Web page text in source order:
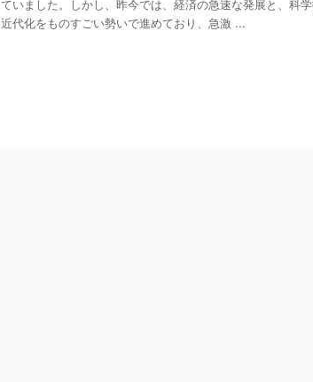
ていました。しかし、昨今では、経済の急速な発展と、科
近代化をものすごい勢いで進めており、急激 ...